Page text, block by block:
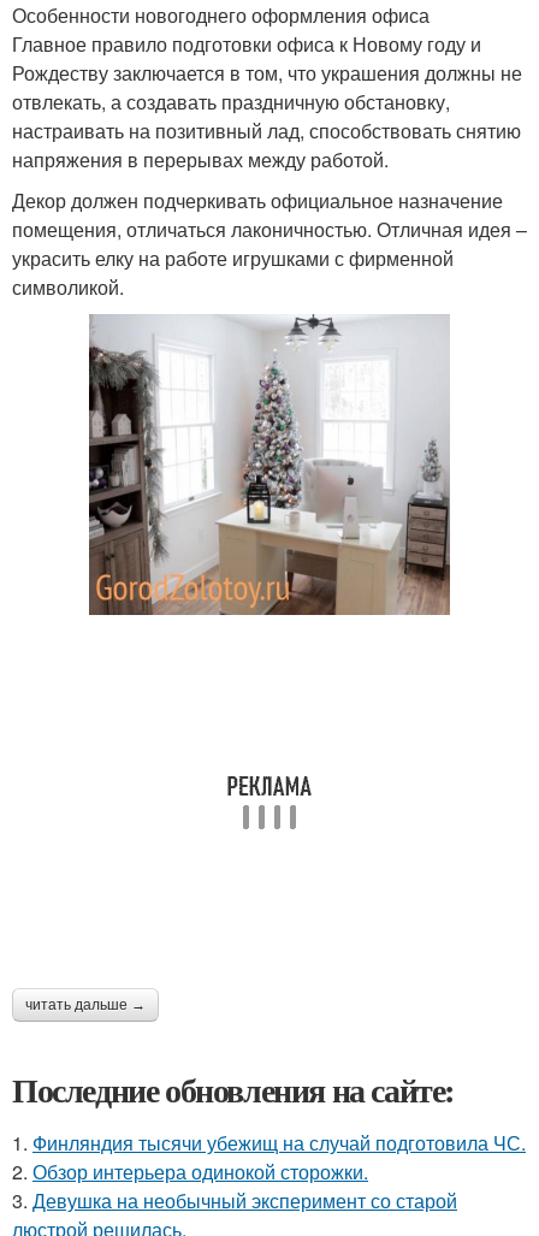
Особенности новогоднего оформления офиса
Главное правило подготовки офиса к Новому году и
Рождеству заключается в том, что украшения должны не
отвлекать, а создавать праздничную обстановку,
настраивать на позитивный лад, способствовать снятию
напряжения в перерывах между работой.
Декор должен подчеркивать официальное назначение
помещения, отличаться лаконичностью. Отличная идея –
украсить елку на работе игрушками с фирменной
символикой.
читать дальше →
Последние обновления на сайте:
1. Финляндия тысячи убежищ на случай подготовила ЧС.
2. Обзор интерьера одинокой сторожки.
3. Девушка на необычный эксперимент со старой
люстрой решилась.